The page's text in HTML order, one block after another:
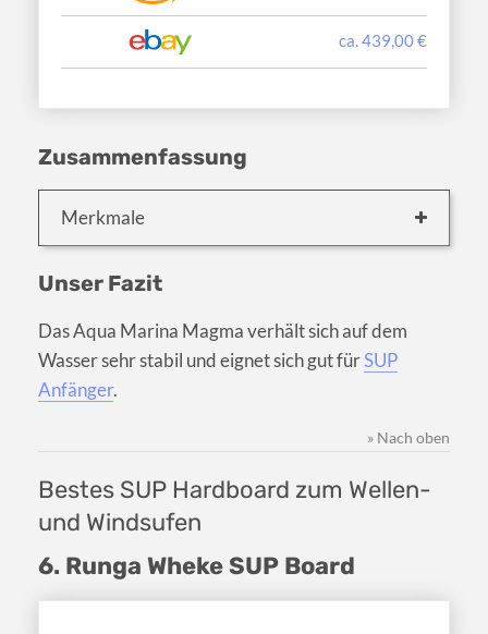
ca. 439,00 €
Zusammenfassung
Merkmale
Unser Fazit
Das Aqua Marina Magma verhält sich auf dem
Wasser sehr stabil und eignet sich gut fürSUP
Anfänger.
» Nach oben
Bestes SUP Hardboard zum Wellen-
und Windsufen
6. Runga Wheke SUP Board